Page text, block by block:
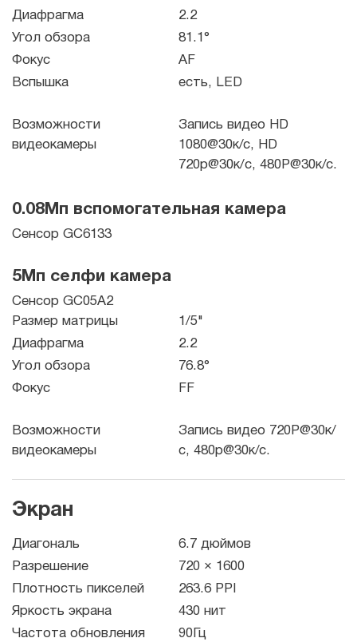
Диафрагма
2.2
Угол обзора
81.1°
Фокус
AF
Вспышка
есть, LED
Возможности
видеокамеры
Запись видео HD
1080@30к/с, HD
720p@30к/c, 480P@30к/с.
0.08Мп вспомогательная камера
Сенсор GC6133
5Мп селфи камера
Сенсор GC05A2
Размер матрицы
1/5"
Диафрагма
2.2
Угол обзора
76.8°
Фокус
FF
Возможности
видеокамеры
Запись видео 720P@30к/
с, 480p@30к/с.
Экран
Диагональ
6.7 дюймов
Разрешение
720 × 1600
Плотность пикселей
263.6 PPI
Яркость экрана
430 нит
Частота обновления
90Гц